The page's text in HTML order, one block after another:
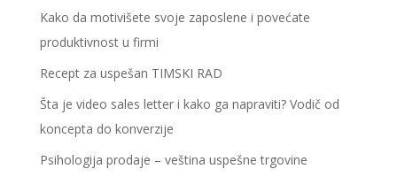
Kako da motivišete svoje zaposlene i povećate
produktivnost u firmi
Recept za uspešan TIMSKI RAD
Šta je video sales letter i kako ga napraviti? Vodič od
koncepta do konverzije
Psihologija prodaje – veština uspešne trgovine